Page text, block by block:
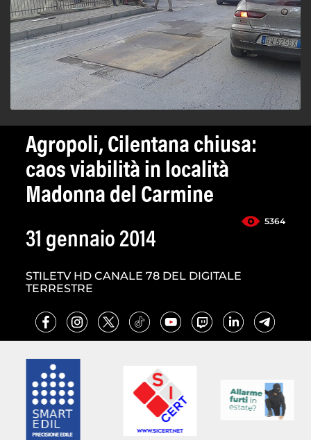
Agropoli, Cilentana chiusa:
caos viabilità in località
Madonna del Carmine
5364
31 gennaio 2014
STILETV HD CANALE 78 DEL DIGITALE
TERRESTRE